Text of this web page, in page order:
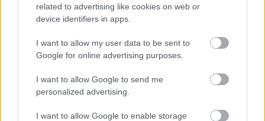
related to advertising like cookies on web or
device identifiers in apps.
I want to allow my user data to be sent to
Google for online advertising purposes.
I want to allow Google to send me
personalized advertising.
I want to allow Google to enable storage
lemeze is. De ha ezt nem tudnánk, meg sem
mondanánk, hogy bármi is változott, a The Black
Lips ugyanis továbbra is azt csinálja, amiben a
legjobb: megidézi a rock 'n' roll aranykorát, annak
minden furcsaságával és ámulatba ejtő pillanatával
együtt. Az esztelen garázs-házibuli tehát garantált,
akárcsak a minden indie party-n felcsendülő